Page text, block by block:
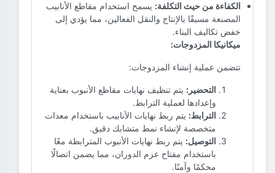
الكفاءة من حيث التكلفة: يسمح استخدام مقاطع الأنابيب
المصنعة مسبقًا بالإنتاج والنقل الفعالين، مما يؤدي إلى
خفض تكاليف البناء.
ميكانيكا المزدوجات:
تتضمن عملية إنشاء المزدوجات:
التحضير: يتم تنظيف نهايات مقاطع الأنبوب بعناية
وإعدادها لعملية الترابط.
الترابط: يتم ربط نهايات الأنابيب باستخدام معدات
متخصصة لإنشاء نمط متشابك دقيق.
التوصيل: يتم ربط نهايات الأنبوب المترابطة معًا
باستخدام مفتاح عزم الدوران، مما يضمن اتصالًا
محكمًا وآمنًا.